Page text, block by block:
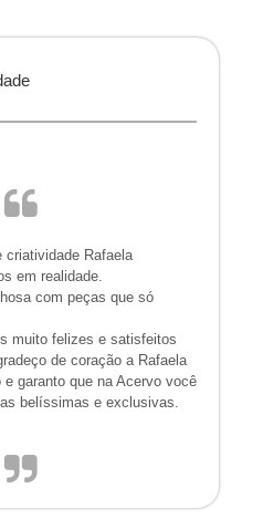
criatividade Rafaela
em realidade.
com peças que só
muito felizes e satisfeitos
de coração a Rafaela
garanto que na Acervo você
belíssimas e exclusivas.